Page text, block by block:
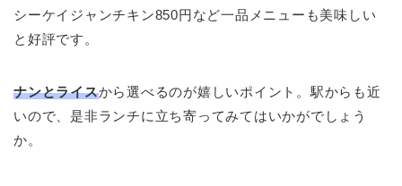
シーケイジャンチキン850円など一品メニューも美味しい
と好評です。
ナンとライスから選べるのが嬉しいポイント。駅からも近
いので、是非ランチに立ち寄ってみてはいかがでしょう
か。